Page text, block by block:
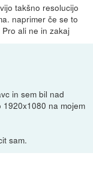
takšno resolucijo
naprimer če se to
ali ne in zakaj
in sem bil nad
1920x1080 na mojem
sam.